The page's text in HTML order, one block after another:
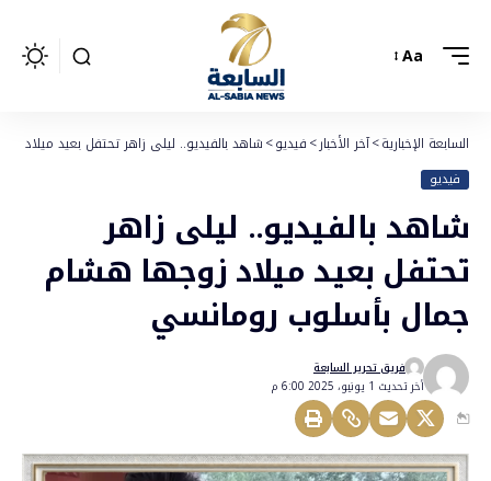
Aa
السابعة الإخبارية>آخر الأخبار>فيديو>شاهد بالفيديو.. ليلى زاهر تحتفل بعيد ميلاد
فيديو
شاهد بالفيديو.. ليلى زاهر
تحتفل بعيد ميلاد زوجها هشام
جمال بأسلوب رومانسي
أخر تحديث 1 يونيو، 2025 6:00 م
فريق تحرير السابعة